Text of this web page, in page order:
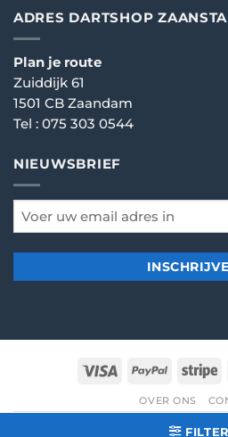
FILTER
ADRES DARTSHOP
Plan je route
Zuiddijk 61
1501 CB Zaandam
Tel : 075 303 0544
NIEUWSBRIEF
email
*
Visa PayPal
OVER ONS
Dartshop Zaanstad- Alle